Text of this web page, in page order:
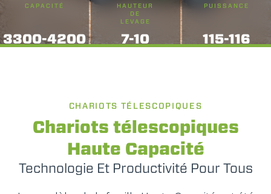
CAPACITÉ
3300-4200
HAUTEUR
DE
LEVAGE
7-10
PUISSANCE
115-116
CHARIOTS TÉLESCOPIQUES
Chariots télescopiques
Haute Capacité
Technologie Et Productivité Pour Tous